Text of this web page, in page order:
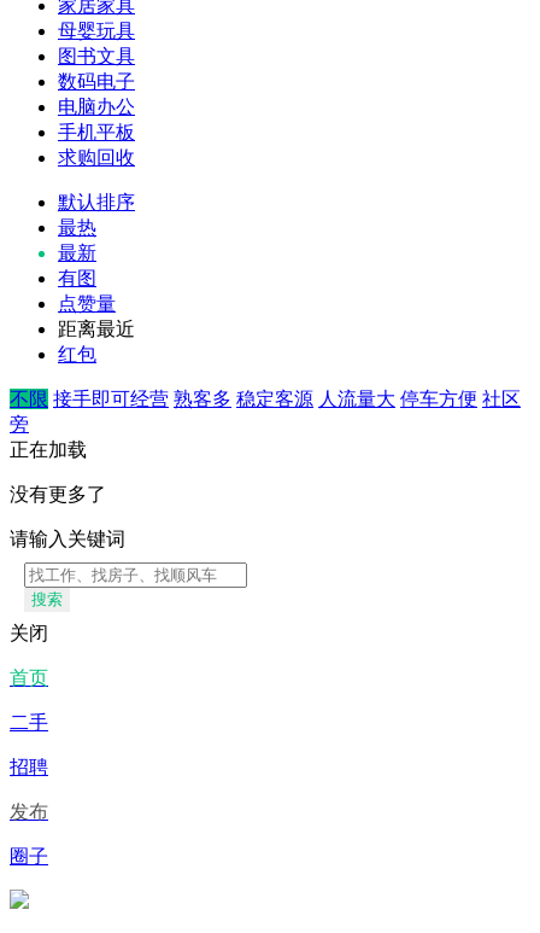
家居家具
母婴玩具
图书文具
数码电子
电脑办公
手机平板
求购回收
默认排序
最热
最新
有图
点赞量
距离最近
红包
不限 接手即可经营 熟客多 稳定客源 人流量大 停车方便 社区
旁
正在加载
没有更多了
请输入关键词
搜索
关闭
首页
二手
招聘
发布
圈子